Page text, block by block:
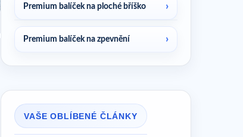
Premium balíček na ploché bříško
Premium balíček na zpevnění
VAŠE OBLÍBENÉ ČLÁNKY